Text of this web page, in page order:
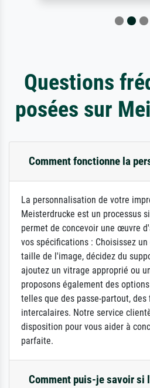
Questions
posées sur
Comment fonctionne la
La personnalisation de votre
Meisterdrucke est un processus
permet de concevoir une œuvre
vos spécifications : Choisissez
taille de l'image, décidez du
ajoutez un vitrage approprié ou
proposons également des
telles que des passe-partout,
intercalaires. Notre service
disposition pour vous aider à
parfaite.
Comment puis-je savoir si